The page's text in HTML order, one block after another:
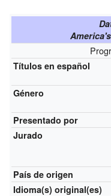
Títulos en español
Género
Presentado por
Jurado
País de origen
Idioma(s) original(es)